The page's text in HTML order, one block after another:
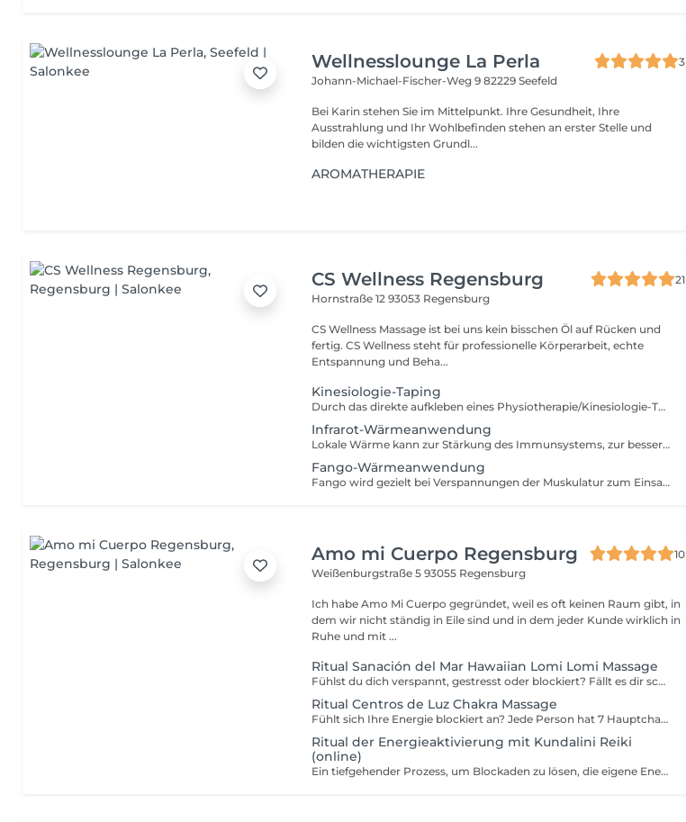
Wellnesslounge La Perla
3
Johann-Michael-Fischer-Weg 982229 Seefeld
Bei Karin stehen Sie im Mittelpunkt. Ihre Gesundheit, Ihre
Ausstrahlung und Ihr Wohlbefinden stehen an erster Stelle und
bilden die wichtigsten Grundl...
AROMATHERAPIE
CS Wellness Regensburg
21
Hornstraße 1293053 Regensburg
CS Wellness Massage ist bei uns kein bisschen Öl auf Rücken und
fertig. CS Wellness steht für professionelle Körperarbeit, echte
Entspannung und Beha...
Kinesiologie-Taping
Durch das direkte aufkleben eines Physiotherapie/Kinesiologie-Tapes, einem aus hochwertigster Baumwolle hergestellten, selbstklebenden Band, das maximales funktionelles Bewegungsmaß gewährleistet, auf die Haut können unterschiedlichste Wirkungen erzielt werden. Ideal zur Unterstützung bei zu kurierenden Verletzungen, zur Lockerung der Muskulatur und Entzündungshemmung.
Infrarot-Wärmeanwendung
Lokale Wärme kann zur Stärkung des Immunsystems, zur besseren Durchblutung und zur Steigerung des körperlichen Wohlbefindens beitragen. Vor jeder Massageanwendung wird die Durchblutung der Muskulatur gefördert. Eine optimale Vorbereitung auf nachfolgende, intensive Massagegriffe und -techniken.
Fango-Wärmeanwendung
Fango wird gezielt bei Verspannungen der Muskulatur zum Einsatz gebracht und bereitet diese optimal auf nachfolgende Massageanwendungen vor. Fango besteht aus anorganischem Gesteinsmehl, das in der Regel aus echtem Vulkanstein gewonnen wird. Als reines Naturprodukt ist Fango reich an Spurenelementen und Mineralstoffen, die den Stoffwechsel positiv beeinflussen und die Durchblutung fördern können. Vor allem bei Muskelverspannungen eine Wohltat für Körper und Geist.
Amo mi Cuerpo Regensburg
10
Weißenburgstraße 593055 Regensburg
Ich habe Amo Mi Cuerpo gegründet, weil es oft keinen Raum gibt, in
dem wir nicht ständig in Eile sind und in dem jeder Kunde wirklich in
Ruhe und mit ...
Ritual Sanación del Mar Hawaiian Lomi Lomi Massage
Fühlst du dich verspannt, gestresst oder blockiert? Fällt es dir schwer, loszulassen und deine Energie frei fließen zu lassen? Ritual Sanación del Mar Hawaiian Lomi Lomi Massage Ein sinnliches Ritual, das Körper, Geist und Energie anspricht. Es löst Blockaden, reduziert Stress und schenkt dir tiefe Entspannung, Leichtigkeit und Wohlbefinden. Besondere Vorteile: Tiefes Loslassen von Verspannungen Innere Ruhe und Entlastung von Stress Befreiung emotionaler Blockaden Harmonisierung der Energie und freier Fluss Gefühl von Leichtigkeit, Verbundenheit und Wohlbefinden Klarheit im Geist und mehr Präsenz im Körper
Ritual Centros de Luz Chakra Massage
Fühlt sich Ihre Energie blockiert an? Jede Person hat 7 Hauptchakren das sind Ihre wichtigsten Energiezentren. Sind sie blockiert oder überaktiv, fühlen Sie sich oft unausgeglichen, müde oder gestresst. Dieses Ritual aktiviert jedes der 7 Hauptchakren gezielt, löst Blockaden in Körper und Geist und fördert einen freien, kraftvollen Energiefluss, der innere Balance, Klarheit und Vitalität zurückbringt. Gezielte Auflösung energetischer Blockaden Tiefe körperliche Entspannung und Gelöstheit Innere Klarheit und mentale Leichtigkeit Vitalität und harmonischer Energiefluss Verbindung mit Ihrem inneren Licht und Gleichgewicht Spüren Sie, wie Ihre Energie frei fließt und Sie wieder Leichtigkeit, Balance und Wohlbefinden erleben.
Ritual der Energieaktivierung mit Kundalini Reiki
(online)
Ein tiefgehender Prozess, um Blockaden zu lösen, die eigene Energie zu aktivieren und wieder in Verbindung mit sich selbst zu kommen. Ideal für alle, die: • berufliche Ziele verwirklichen möchten • erfüllende Beziehungen aufbauen wollen • ein Zuhause oder Sicherheit schaffen möchten • mehr innere Stärke und Selbstvertrauen gewinnen wollen Inklusive: • 4 individuell abgestimmte Energiesitzungen • 1 Sitzung zur Verbindung und Einstimmung • Persönliche Rückmeldung nach jeder Sitzung • Kontinuierliche Begleitung während des gesamten Prozesses • Aufbauender Prozess für nachhaltige Veränderung Dauer pro Sitzung: 10–15 Minuten (präzise, fokussierte Energiearbeit) Investition: 120 € ➡ Mehr Erfahrungsberichte hier: [Link zu deinen Testimonials]